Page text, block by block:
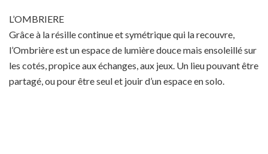
L’OMBRIERE
Grâce à la résille continue et symétrique qui la recouvre,
l’Ombrière est un espace de lumière douce mais ensoleillé sur
les cotés, propice aux échanges, aux jeux. Un lieu pouvant être
partagé, ou pour être seul et jouir d’un espace en solo.